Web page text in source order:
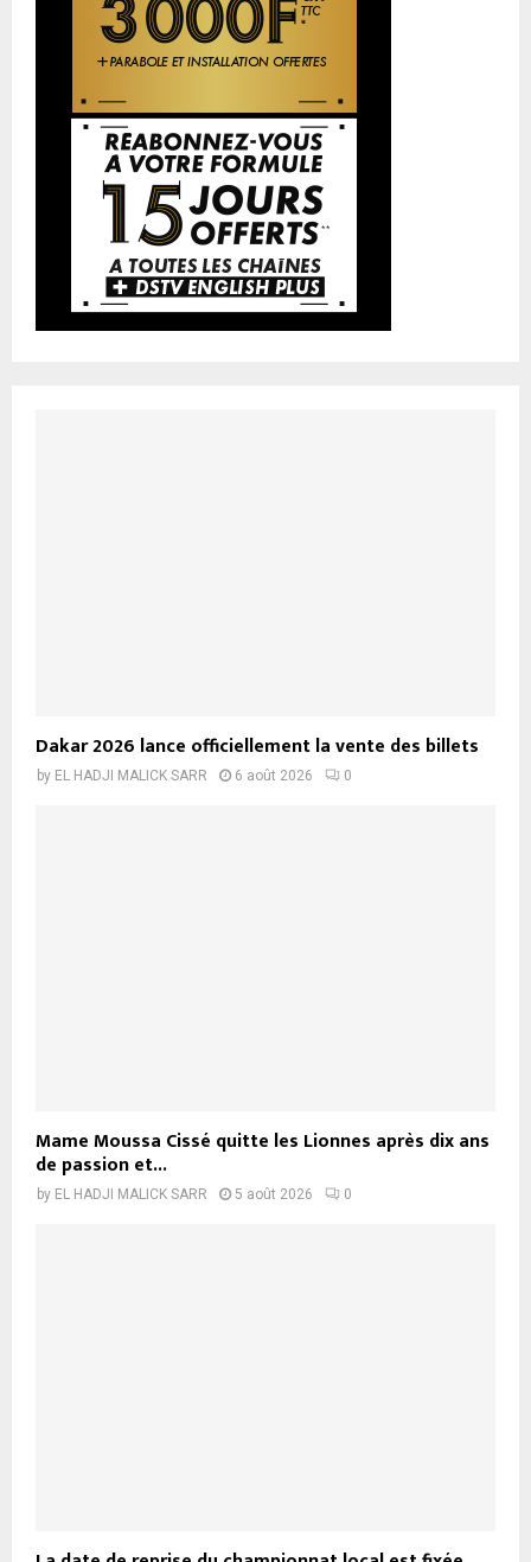
Dakar 2026 lance officiellement la vente des billets
by EL HADJI MALICK SARR 6 août 2026 0
Mame Moussa Cissé quitte les Lionnes après dix ans
de passion et...
by EL HADJI MALICK SARR 5 août 2026 0